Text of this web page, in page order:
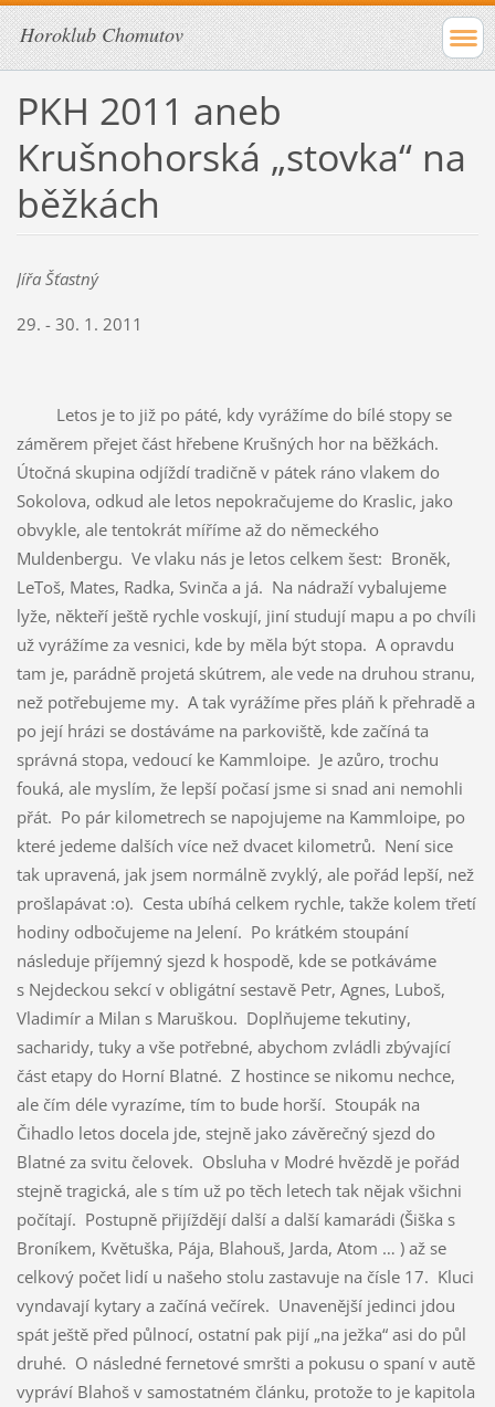
Horoklub Chomutov
PKH 2011 aneb
Krušnohorská „stovka“ na
běžkách
Jířa Šťastný
29. - 30. 1. 2011
Letos je to již po páté, kdy vyrážíme do bílé stopy se
záměrem přejet část hřebene Krušných hor na běžkách.
Útočná skupina odjíždí tradičně v pátek ráno vlakem do
Sokolova, odkud ale letos nepokračujeme do Kraslic, jako
obvykle, ale tentokrát míříme až do německého
Muldenbergu. Ve vlaku nás je letos celkem šest: Broněk,
LeToš, Mates, Radka, Svinča a já. Na nádraží vybalujeme
lyže, někteří ještě rychle voskují, jiní studují mapu a po chvíli
už vyrážíme za vesnici, kde by měla být stopa. A opravdu
tam je, parádně projetá skútrem, ale vede na druhou stranu,
než potřebujeme my. A tak vyrážíme přes pláň k přehradě a
po její hrázi se dostáváme na parkoviště, kde začíná ta
správná stopa, vedoucí ke Kammloipe. Je azůro, trochu
fouká, ale myslím, že lepší počasí jsme si snad ani nemohli
přát. Po pár kilometrech se napojujeme na Kammloipe, po
které jedeme dalších více než dvacet kilometrů. Není sice
tak upravená, jak jsem normálně zvyklý, ale pořád lepší, než
prošlapávat :o). Cesta ubíhá celkem rychle, takže kolem třetí
hodiny odbočujeme na Jelení. Po krátkém stoupání
následuje příjemný sjezd k hospodě, kde se potkáváme
s Nejdeckou sekcí v obligátní sestavě Petr, Agnes, Luboš,
Vladimír a Milan s Maruškou. Doplňujeme tekutiny,
sacharidy, tuky a vše potřebné, abychom zvládli zbývající
část etapy do Horní Blatné. Z hostince se nikomu nechce,
ale čím déle vyrazíme, tím to bude horší. Stoupák na
Čihadlo letos docela jde, stejně jako závěrečný sjezd do
Blatné za svitu čelovek. Obsluha v Modré hvězdě je pořád
stejně tragická, ale s tím už po těch letech tak nějak všichni
počítají. Postupně přijíždějí další a další kamarádi (Šiška s
Broníkem, Květuška, Pája, Blahouš, Jarda, Atom … ) až se
celkový počet lidí u našeho stolu zastavuje na čísle 17. Kluci
vyndavají kytary a začíná večírek. Unavenější jedinci jdou
spát ještě před půlnocí, ostatní pak pijí „na ježka“ asi do půl
druhé. O následné fernetové smršti a pokusu o spaní v autě
vypráví Blahoš v samostatném článku, protože to je kapitola